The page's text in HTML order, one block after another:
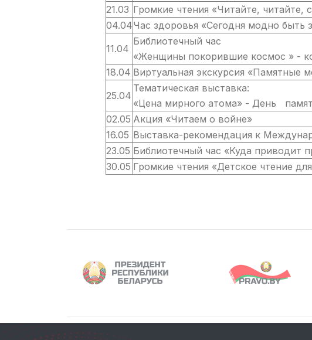
21.03 Громкие чтения «Читайте, читайте,
04.04Час здоровья «Сегодня модно быть
11.04
Библиотечный час
«Женщины покорившие космос » -
18.04 Виртуальная экскурсия «Памятные
25.04
Тематическая выставка:
«Цена мирного атома» -
02.05 Акция «Читаем о войне»
16.05 Выставка-рекомендация к
23.05 Библиотечный час «Куда приводит
30.05 Громкие чтения «Детское чтение